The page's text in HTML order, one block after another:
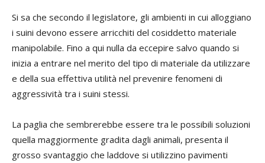
Si sa che secondo il legislatore, gli ambienti in cui alloggiano
i suini devono essere arricchiti del cosiddetto materiale
manipolabile. Fino a qui nulla da eccepire salvo quando si
inizia a entrare nel merito del tipo di materiale da utilizzare
e della sua effettiva utilità nel prevenire fenomeni di
aggressività tra i suini stessi.
La paglia che sembrerebbe essere tra le possibili soluzioni
quella maggiormente gradita dagli animali, presenta il
grosso svantaggio che laddove si utilizzino pavimenti